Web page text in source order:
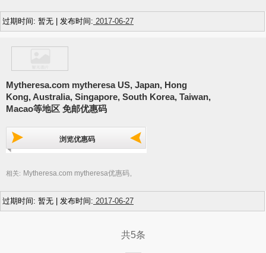
过期时间: 暂无 | 发布时间: 2017-06-27
Mytheresa.com mytheresa US, Japan, Hong
Kong, Australia, Singapore, South Korea, Taiwan,
Macao等地区 免邮优惠码
浏览优惠码
相关: Mytheresa.com mytheresa优惠码
过期时间: 暂无 | 发布时间: 2017-06-27
共5条